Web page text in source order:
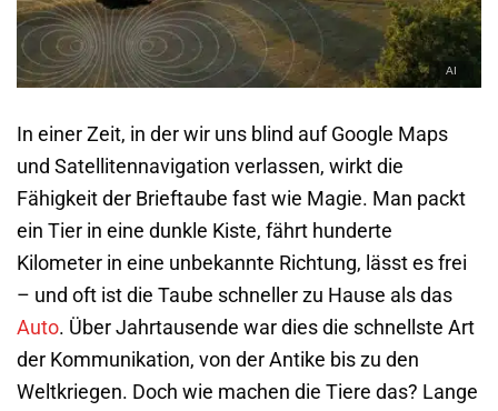
In einer Zeit, in der wir uns blind auf Google Maps
und Satellitennavigation verlassen, wirkt die
Fähigkeit der Brieftaube fast wie Magie. Man packt
ein Tier in eine dunkle Kiste, fährt hunderte
Kilometer in eine unbekannte Richtung, lässt es frei
– und oft ist die Taube schneller zu Hause als das
Auto. Über Jahrtausende war dies die schnellste Art
der Kommunikation, von der Antike bis zu den
Weltkriegen. Doch wie machen die Tiere das? Lange